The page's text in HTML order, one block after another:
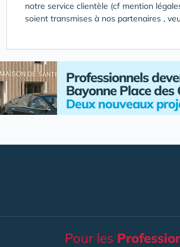
notre service clientèle (cf mention
soient transmises à nos partenaires ,
Professionnels
Bayonne Place des
Deux nouveaux
Pour les